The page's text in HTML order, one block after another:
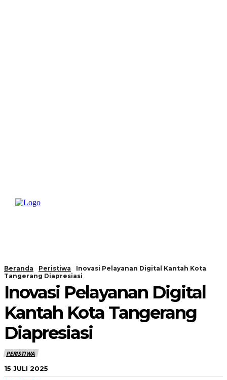
Beranda Peristiwa
Inovasi Pelayanan Digital Kantah Kota
Tangerang Diapresiasi
Inovasi Pelayanan Digital
Kantah Kota Tangerang
Diapresiasi
PERISTIWA
15 JULI 2025